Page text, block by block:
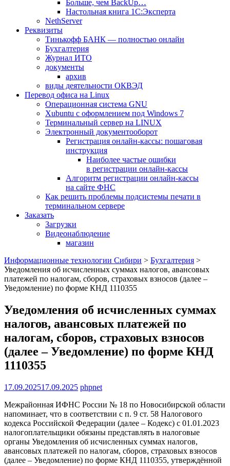
Больше, чем BackUp…
Настольная книга 1С:Эксперта
NethServer
Реквизиты
Тинькофф БАНК — полностью онлайн
Бухгалтерия
Журнал ИТО
документы
архив
виды деятельности ОКВЭД
Перевод офиса на Linux
Операционная система GNU
Xubuntu с оформлением под Windows 7
Терминальный сервер на LINUX
Электронный документооборот
Регистрация онлайн-кассы: пошаговая
инструкция
Наиболее частые ошибки
в регистрации онлайн-кассы
Алгоритм регистрации онлайн-кассы
на сайте ФНС
Как решить проблемы подсистемы печати в
терминальном сервере
Заказать
Загрузки
Видеонаблюдение
магазин
Информационные технологии Сибири > Бухгалтерия >
Уведомления об исчисленных суммах налогов, авансовых
платежей по налогам, сборов, страховых взносов (далее –
Уведомление) по форме КНД 1110355
Уведомления об исчисленных суммах
налогов, авансовых платежей по
налогам, сборов, страховых взносов
(далее – Уведомление) по форме КНД
1110355
17.09.202517.09.2025 phpnet
Межрайонная ИФНС России № 18 по Новосибирской области
напоминает, что в соответствии с п. 9 ст. 58 Налогового
кодекса Российской Федерации (далее – Кодекс) с 01.01.2023
налогоплательщики обязаны представлять в налоговые
органы Уведомления об исчисленных суммах налогов,
авансовых платежей по налогам, сборов, страховых взносов
(далее – Уведомление) по форме КНД 1110355, утверждённой